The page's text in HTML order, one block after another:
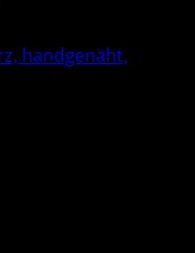
handgenäht,